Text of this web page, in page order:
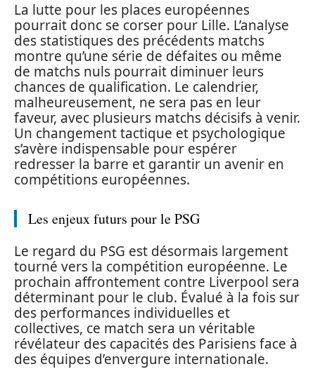
La lutte pour les places européennes
pourrait donc se corser pour Lille. L’analyse
des statistiques des précédents matchs
montre qu’une série de défaites ou même
de matchs nuls pourrait diminuer leurs
chances de qualification. Le calendrier,
malheureusement, ne sera pas en leur
faveur, avec plusieurs matchs décisifs à venir.
Un changement tactique et psychologique
s’avère indispensable pour espérer
redresser la barre et garantir un avenir en
compétitions européennes.
Les enjeux futurs pour le PSG
Le regard du PSG est désormais largement
tourné vers la compétition européenne. Le
prochain affrontement contre Liverpool sera
déterminant pour le club. Évalué à la fois sur
des performances individuelles et
collectives, ce match sera un véritable
révélateur des capacités des Parisiens face à
des équipes d’envergure internationale.